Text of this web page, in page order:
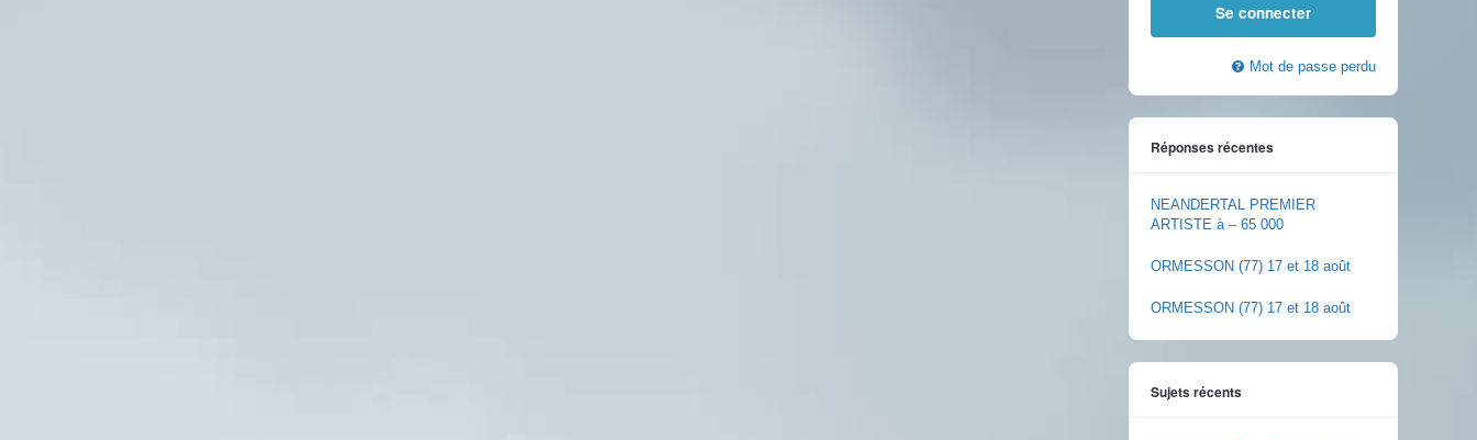
Mot de passe perdu
Réponses récentes
NEANDERTAL PREMIER
ARTISTE à – 65 000
ORMESSON (77) 17 et 18 août
ORMESSON (77) 17 et 18 août
Sujets récents